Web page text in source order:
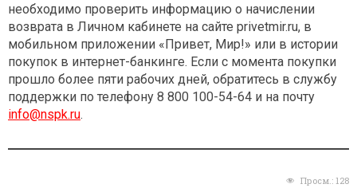
необходимо проверить информацию о начислении
возврата в Личном кабинете на сайте privetmir.ru, в
мобильном приложении «Привет, Мир!» или в истории
покупок в интернет-банкинге. Если с момента покупки
прошло более пяти рабочих дней, обратитесь в службу
поддержки по телефону 8 800 100-54-64 и на почту
info@nspk.ru.
Просм.: 128